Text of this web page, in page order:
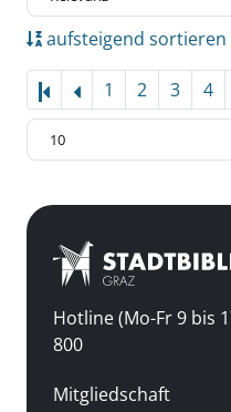
aufsteigend sortieren
1 2 3 4
Hotline (Mo-Fr 9 bis
800
Mitgliedschaft